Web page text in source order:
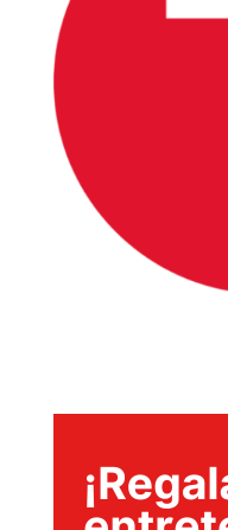
INICIO
SERIES
TECNOVITOS